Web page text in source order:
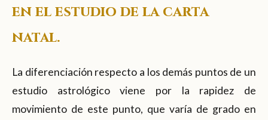
en el estudio de la carta
natal.
La diferenciación respecto a los demás puntos de un
estudio astrológico viene por la rapidez de
movimiento de este punto, que varía de grado en